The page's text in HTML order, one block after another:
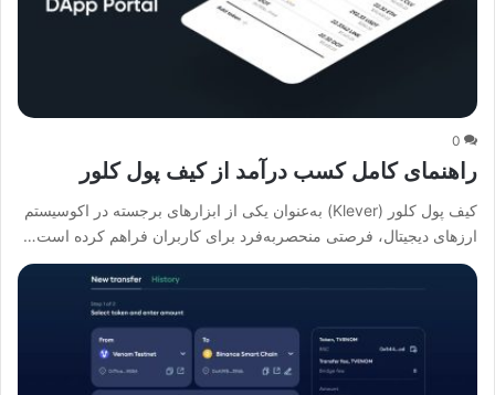
0
راهنمای کامل کسب درآمد از کیف پول کلور
کیف پول کلور (Klever) به‌عنوان یکی از ابزارهای برجسته در اکوسیستم
ارزهای دیجیتال، فرصتی منحصربه‌فرد برای کاربران فراهم کرده است…